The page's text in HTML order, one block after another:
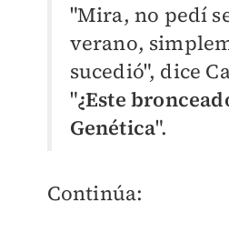
"Mira, no pedí
verano,
sucedió", dice
"¿Este
Genética".
Continúa: